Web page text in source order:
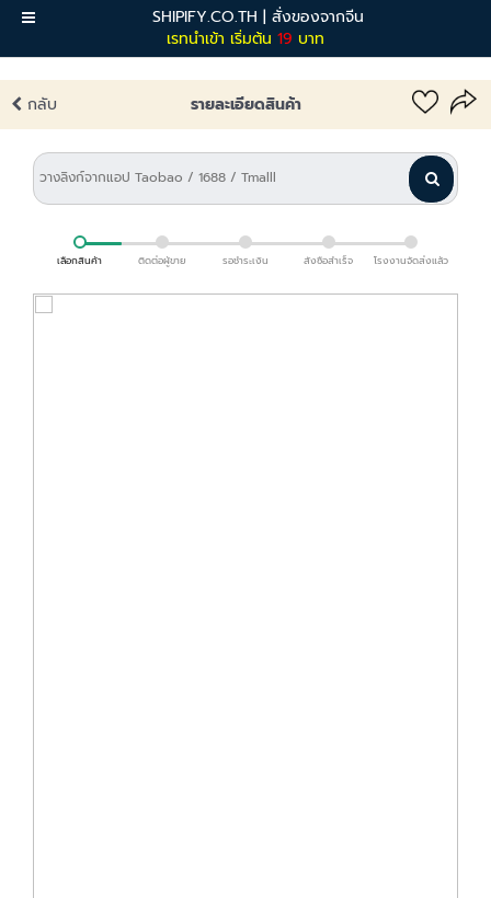
SHIPIFY.CO.TH | สั่งของจากจีน
เรทนำเข้า เริ่มต้น 19 บาท
เมนู
กลับ รายละเอียดสินค้า
เลือกสินค้า ติดต่อผู้ขาย รอชำระเงิน สั่งซื้อสำเร็จ โรงงานจัดส่งแล้ว